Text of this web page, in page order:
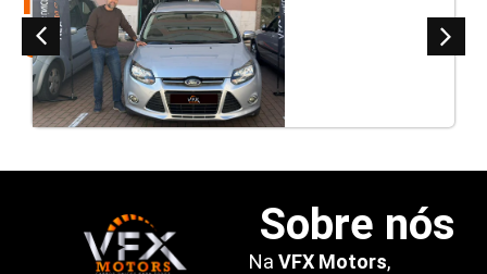
clientes
Sobre nós
NaVFX Motors,